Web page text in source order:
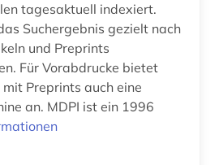
wissenschaftliche literatur (2)
wissenschaftliches manuskript (1)
wissenschaftsgeschichte (3)
tagesaktuell indexiert.
Suchergebnis gezielt nach
und Preprints
Für Vorabdrucke bietet
Preprints auch eine
ist ein 1996